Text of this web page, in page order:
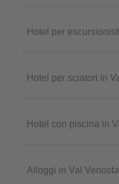
Hotel per
Hotel per sciatori in
Hotel con piscina in
Alloggi in Val Venosta